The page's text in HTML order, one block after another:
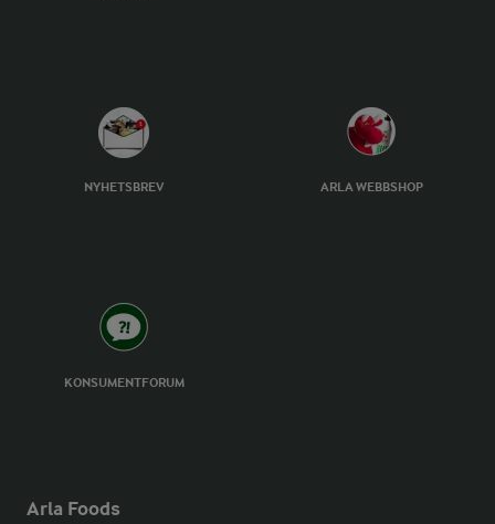
NYHETSBREV ARLA WEBBSHOP
KONSUMENTFORUM
Arla Foods